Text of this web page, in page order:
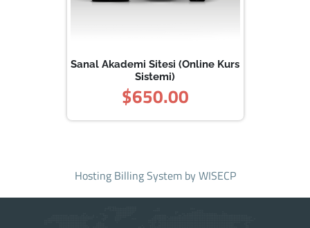
Sanal Akademi Sitesi (Online Kurs
Sistemi)
$650.00
Hosting Billing Systemby WISECP